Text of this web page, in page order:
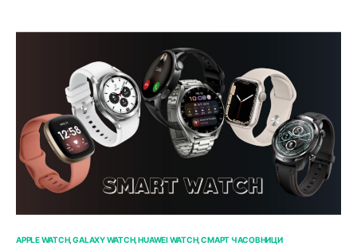
APPLE WATCH GALAXY WATCH HUAWEI WATCH СМАРТ ЧАСОВНИЦИ